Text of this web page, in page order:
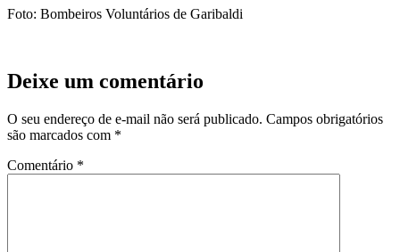
Foto: Bombeiros Voluntários de Garibaldi
Deixe um comentário
O seu endereço de e-mail não será publicado. Campos obrigatórios
são marcados com *
Comentário *